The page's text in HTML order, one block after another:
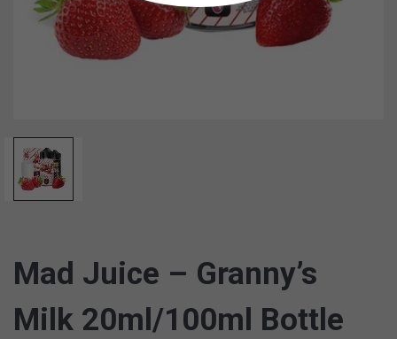
Mad Juice – Granny’s
Milk 20ml/100ml Bottle